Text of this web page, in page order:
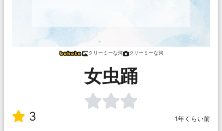
クリーミーな河 クリーミーな河
女虫踊
3 1年くらい前